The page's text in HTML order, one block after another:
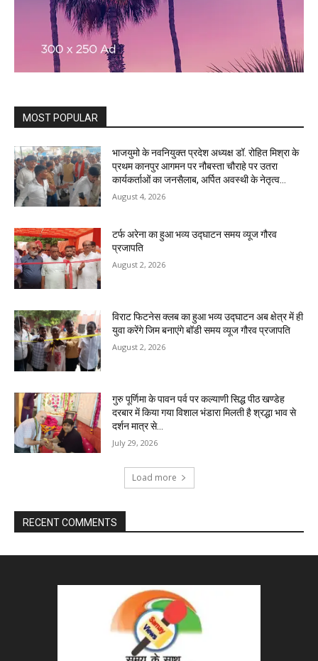
MOST POPULAR
भाजयुमो के नवनियुक्त प्रदेश अध्यक्ष डॉ. रोहित मिश्रा के
प्रथम कानपुर आगमन पर नौबस्ता चौराहे पर उतरा
कार्यकर्ताओं का जनसैलाब, अर्पित अवस्थी के नेतृत्व...
August 4, 2026
टर्फ अरेना का हुआ भव्य उद्घाटन समय व्यूज गौरव
प्रजापति
August 2, 2026
विराट फिटनेस क्लब का हुआ भव्य उद्घाटन अब क्षेत्र में ही
युवा करेंगे जिम बनाएंगे बॉडी समय व्यूज गौरव प्रजापति
August 2, 2026
गुरु पूर्णिमा के पावन पर्व पर कल्याणी सिद्ध पीठ खण्डेह
दरबार में किया गया विशाल भंडारा मिलती है श्रद्धा भाव से
दर्शन मात्र से...
July 29, 2026
Load more
RECENT COMMENTS